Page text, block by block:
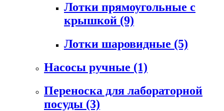
Лотки прямоугольные с
крышкой (9)
Лотки шаровидные (5)
Насосы ручные (1)
Переноска для лабораторной
посуды (3)